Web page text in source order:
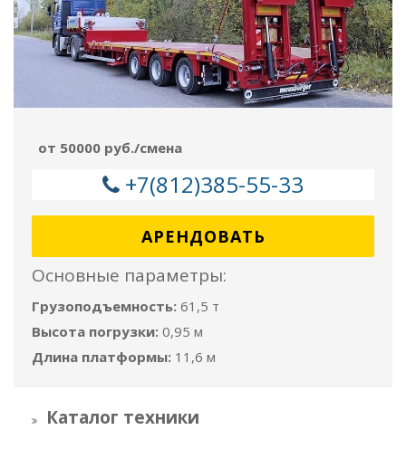
от 50000 руб./смена
+7(812)385-55-33
АРЕНДОВАТЬ
Основные параметры:
Грузоподъемность: 61,5 т
Высота погрузки: 0,95 м
Длина платформы: 11,6 м
Каталог техники